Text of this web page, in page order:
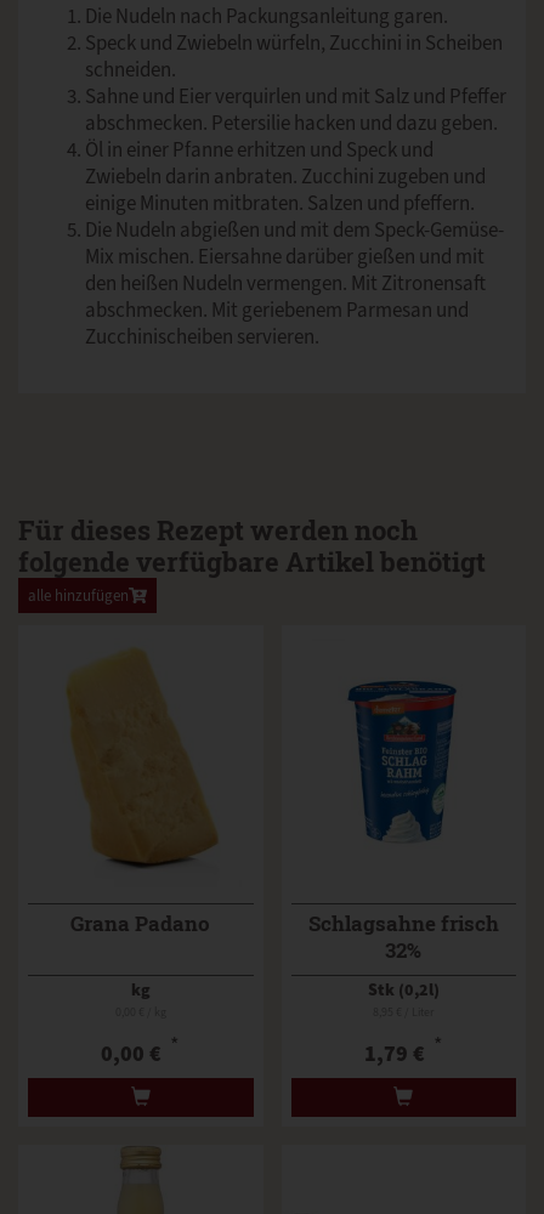
Die Nudeln nach Packungsanleitung garen.
Speck und Zwiebeln würfeln, Zucchini in Scheiben
schneiden.
Sahne und Eier verquirlen und mit Salz und Pfeffer
abschmecken. Petersilie hacken und dazu geben.
Öl in einer Pfanne erhitzen und Speck und
Zwiebeln darin anbraten. Zucchini zugeben und
einige Minuten mitbraten. Salzen und pfeffern.
Die Nudeln abgießen und mit dem Speck-Gemüse-
Mix mischen. Eiersahne darüber gießen und mit
den heißen Nudeln vermengen. Mit Zitronensaft
abschmecken. Mit geriebenem Parmesan und
Zucchinischeiben servieren.
Für dieses Rezept werden noch
folgende verfügbare Artikel benötigt
alle hinzufügen
Grana Padano
kg
0,00 € *
Schlagsahne frisch
32%
Stk (0,2l)
1,79 € *